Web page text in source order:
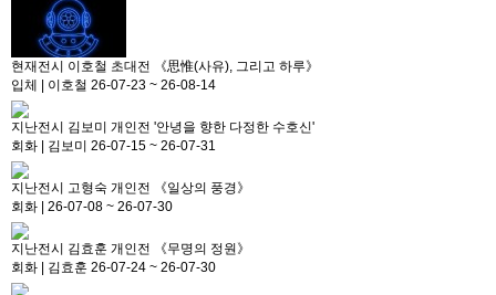
현재전시
이호철 초대전 《思惟(사유), 그리고 하루》
입체
이호철 26-07-23 ~ 26-08-14
지난전시
김보미 개인전 '안녕을 향한 다정한 수호신'
회화
김보미 26-07-15 ~ 26-07-31
지난전시
고형숙 개인전 《일상의 풍경》
회화
26-07-08 ~ 26-07-30
지난전시
김효훈 개인전 《무명의 정원》
회화
김효훈 26-07-24 ~ 26-07-30